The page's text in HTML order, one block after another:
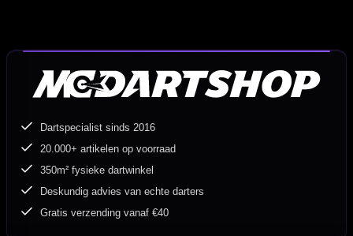
Dartspecialist sinds 2016
20.000+ artikelen op voorraad
350m² fysieke dartwinkel
Deskundig advies van echte darters
Gratis verzending vanaf €40